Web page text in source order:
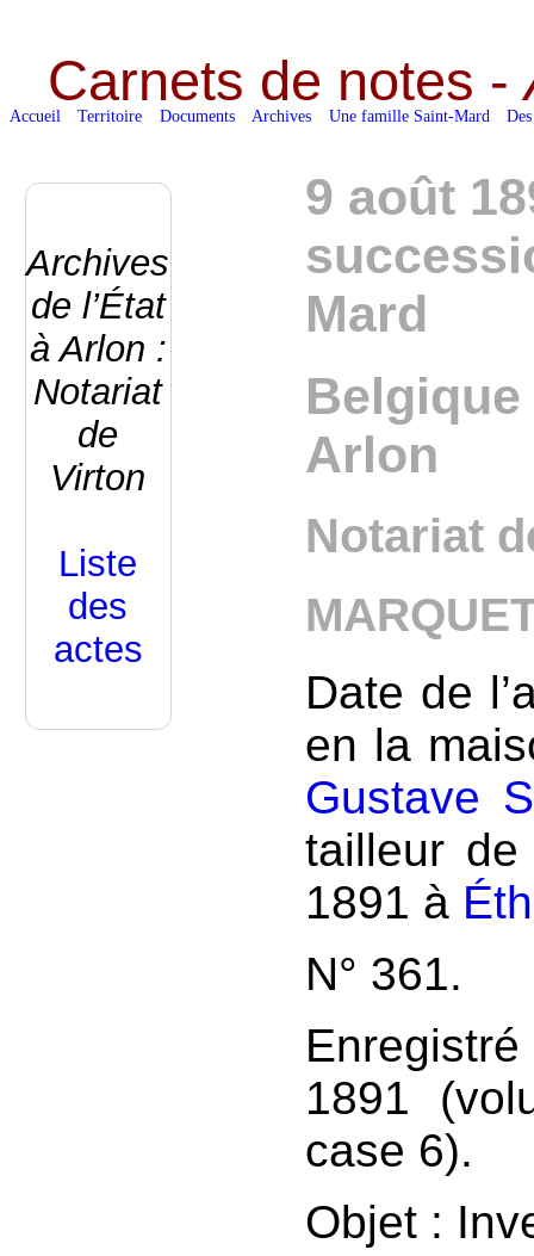
Carnets de notes -
Accueil Territoire Documents Archives Une famille Saint-Mard
9 août
Mard
Belgique
Arlon
Notariat
Date de
en la
Gustave
tailleur
1891 à
N° 361.
1891
case 6).
Objet :
Archives
de l’État
à Arlon :
Notariat
de
Virton
Liste
des
actes